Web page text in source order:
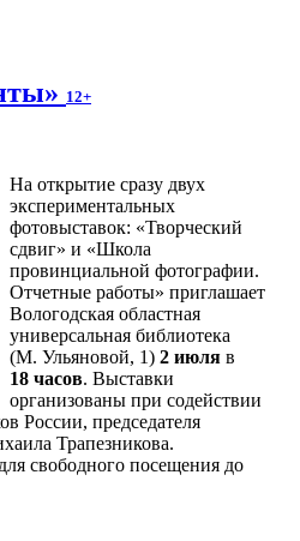
12+
На открытие сразу двух
экспериментальных
фотовыставок: «Творческий
сдвиг» и «Школа
провинциальной фотографии.
Отчетные работы» приглашает
Вологодская областная
универсальная библиотека
(М. Ульяновой, 1) 2 июля в
18 часов. Выставки
организованы при содействии
России, председателя
Трапезникова.
свободного посещения до